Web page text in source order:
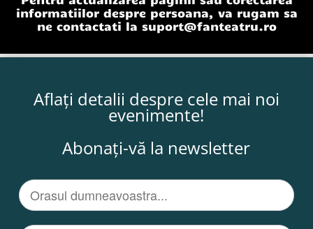
informatiilor despre persoana, va rugam sa
ne contactati la suport@fanteatru.ro
Aflați detalii despre cele mai noi
evenimente!
Abonați-vă la newsletter